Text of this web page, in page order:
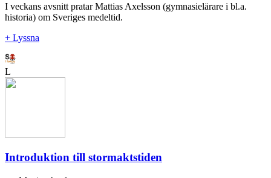
I veckans avsnitt pratar Mattias Axelsson (gymnasielärare i bl.a.
historia) om Sveriges medeltid.
+ Lyssna
L
Introduktion till stormaktstiden